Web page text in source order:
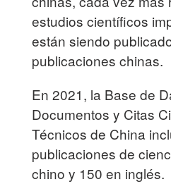
estudios científicos
están siendo
publicaciones chinas.
En 2021, la Base de
Documentos y Citas
Técnicos de China
publicaciones de
chino y 150 en inglés.